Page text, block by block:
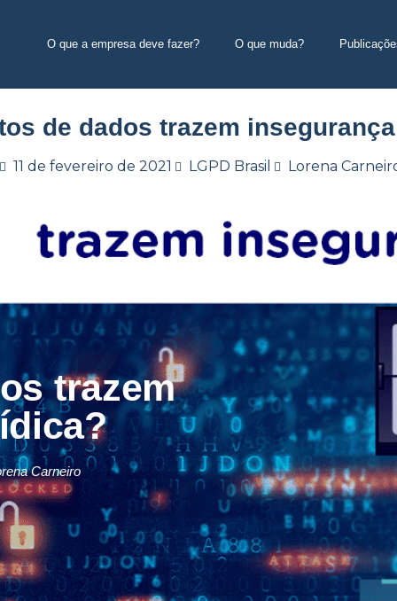
O que a empresa deve fazer? O que muda?
de dados trazem
11 de fevereiro de 2021 LGPD Brasil Lorena
trazem
Carneiro